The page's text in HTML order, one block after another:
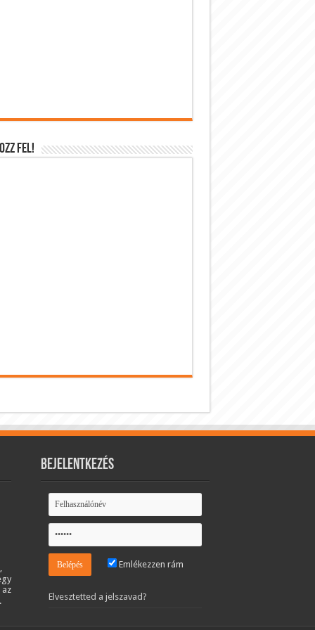
FEL!
Bejelentkezés
Emlékezzen rám
Elvesztetted a jelszavad?